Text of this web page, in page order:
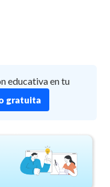
educativa en tu
gratuita